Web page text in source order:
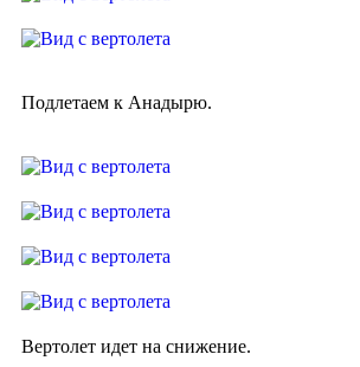
Подлетаем к Анадырю.
Вертолет идет на снижение.